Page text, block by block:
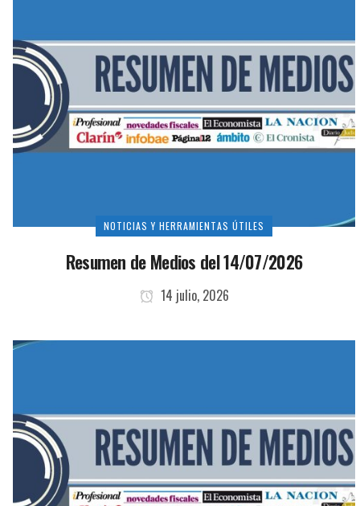
NOTICIAS Y HERRAMIENTAS ÚTILES
Resumen de Medios del 14/07/2026
14 julio, 2026